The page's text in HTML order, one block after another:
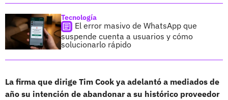
Tecnología
El error masivo de WhatsApp que
suspende cuenta a usuarios y cómo
solucionarlo rápido
La firma que dirige Tim Cook ya adelantó a mediados de
año su intención de abandonar a su histórico proveedor